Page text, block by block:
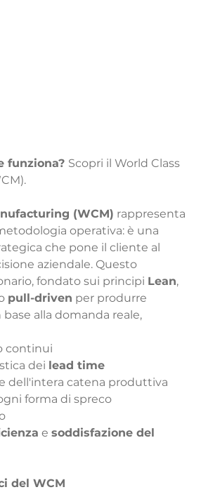
funziona? Scopri il World Class
(WCM) rappresenta
operativa: è una
che pone il cliente al
aziendale. Questo
fondato sui principi Lean,
pull-driven per produrre
alla domanda reale,
continui
dei lead time
dell'intera catena produttiva
forma di spreco
e soddisfazione del
del WCM